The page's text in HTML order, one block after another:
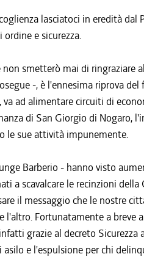
lasciatoci in eredità dal
e sicurezza.
smetterò mai di ringraziare
-, è l'ennesima riprova
ad alimentare circuiti di
di San Giorgio di Nogaro,
le sue attività impunemente.
Barberio - hanno visto
a scavalcare le recinzioni della
il messaggio che le nostre
Fortunatamente a breve
grazie al decreto Sicurezza
e l'espulsione per chi